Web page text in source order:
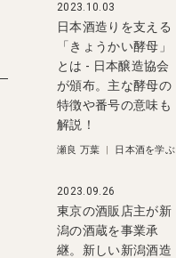
2023.10.03
日本酒造りを支える
「きょうかい酵母」
とは - 日本醸造協会
が頒布。主な酵母の
特徴や番号の意味も
解説！
瀬良 万葉 | 日本酒を学ぶ
2023.09.26
東京の酒販店主が新
潟の酒蔵を事業承
継。新しい新潟酒造